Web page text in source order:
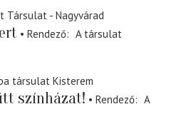
Társulat - Nagyvárad
Rendező
A társulat
társulat Kisterem
színházat! Rendező
A